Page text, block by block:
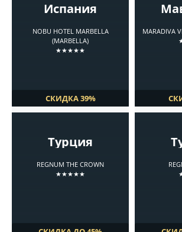
Испания
NOBU HOTEL MARBELLA
(MARBELLA)
★★★★★
СКИДКА 39%
MARADIVA
Турция
REGNUM THE CROWN
★★★★★